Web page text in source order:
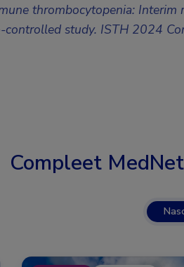
thrombocytopenia: Interim
study. ISTH 2024
Compleet